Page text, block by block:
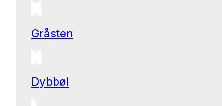
Gråsten
Dybbøl